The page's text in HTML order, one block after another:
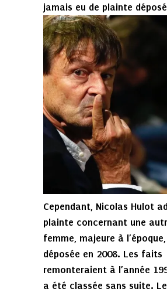
jamais eu de plainte
Cependant, Nicolas Hulot
plainte concernant une
femme, majeure à
déposée en 2008. Les faits
remonteraient à l’année
a été classée sans suite.